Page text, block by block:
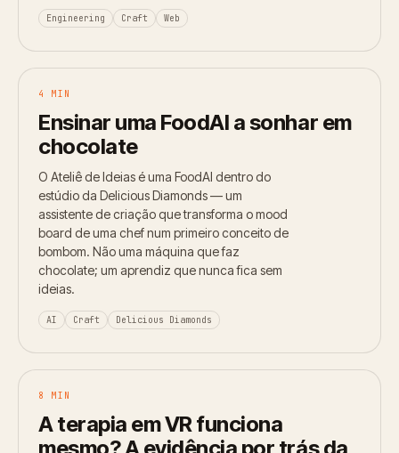
Engineering Craft Web
4 MIN
Ensinar uma FoodAI a sonhar em
chocolate
O Ateliê de Ideias é uma FoodAI dentro do
estúdio da Delicious Diamonds — um
assistente de criação que transforma o mood
board de uma chef num primeiro conceito de
bombom. Não uma máquina que faz
chocolate; um aprendiz que nunca fica sem
ideias.
AI Craft Delicious Diamonds
8 MIN
A terapia em VR funciona